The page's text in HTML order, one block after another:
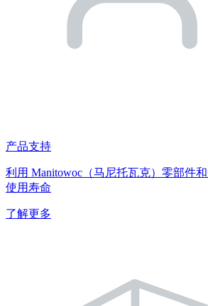
产品支持
利用 Manitowoc（马尼托瓦克）零部件
使用寿命
了解更多